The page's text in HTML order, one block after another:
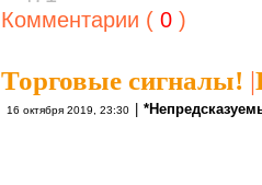
Комментарии ( 0 )
Торговые сигналы! |
16 октября 2019, 23:30